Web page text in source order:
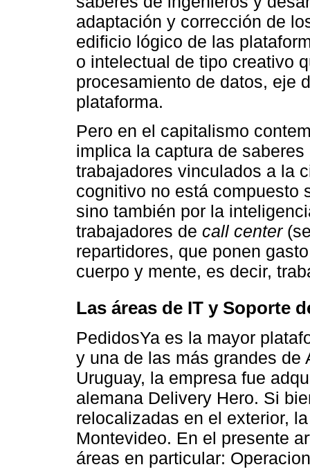
adaptación y corrección de
edificio lógico de las
o intelectual de tipo creativo
procesamiento de datos, eje
plataforma.
Pero en el capitalismo
implica la captura de
trabajadores vinculados a la
cognitivo no está compuesto
sino también por la
trabajadores de call center
repartidores, que ponen
cuerpo y mente, es decir,
Las áreas de IT y Soporte
PedidosYa es la mayor
y una de las más grandes de
Uruguay, la empresa fue
alemana Delivery Hero. Si
relocalizadas en el exterior,
Montevideo. En el presente
áreas en particular: